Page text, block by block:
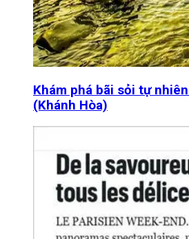
Khám phá bãi sỏi tự
(Khánh Hòa)